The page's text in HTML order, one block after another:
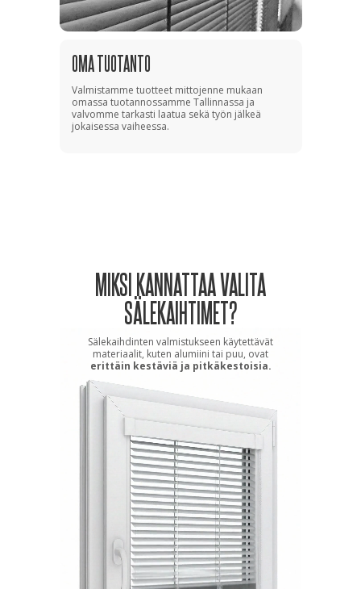
OMA TUOTANTO
Valmistamme tuotteet mittojenne mukaan
omassa tuotannossamme Tallinnassa ja
valvomme tarkasti laatua sekä työn jälkeä
jokaisessa vaiheessa.
Sälekaihdinten valmistukseen käytettävät
materiaalit, kuten alumiini tai puu, ovat
erittäin kestäviä ja pitkäkestoisia.
MIKSI KANNATTAA VALITA
SÄLEKAIHTIMET?